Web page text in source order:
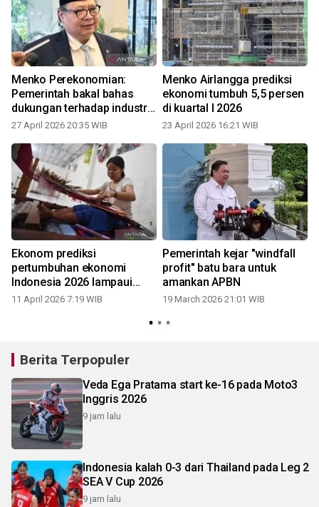
Menko Perekonomian:
Pemerintah bakal bahas
dukungan terhadap industri
pengguna plastik
27 April 2026 20:35 WIB
Menko Airlangga prediksi
ekonomi tumbuh 5,5 persen
di kuartal I 2026
23 April 2026 16:21 WIB
Ekonom prediksi
pertumbuhan ekonomi
Indonesia 2026 lampaui
proyeksi Bank Dunia
11 April 2026 7:19 WIB
Pemerintah kejar "windfall
profit" batu bara untuk
amankan APBN
19 March 2026 21:01 WIB
Berita Terpopuler
Veda Ega Pratama start ke-16 pada Moto3
Inggris 2026
9 jam lalu
Indonesia kalah 0-3 dari Thailand pada Leg 2
SEA V Cup 2026
9 jam lalu